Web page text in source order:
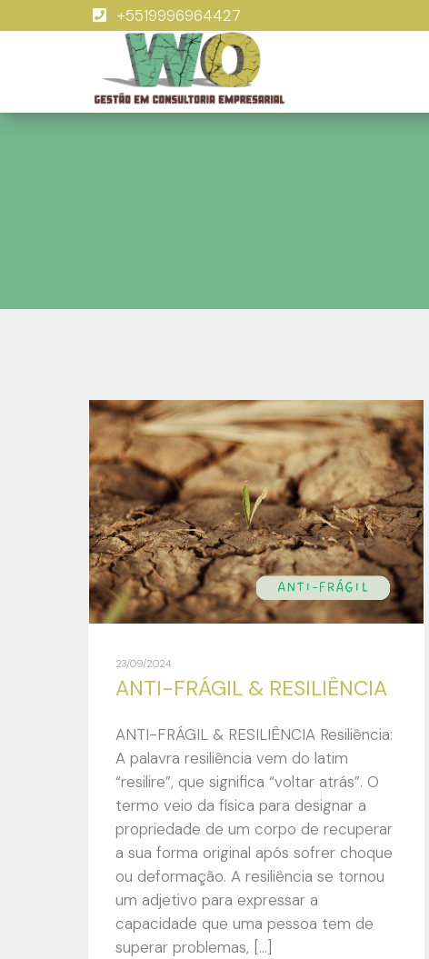
+5519996964427
23/09/2024
ANTI-FRÁGIL & RESILIÊNCIA
ANTI-FRÁGIL & RESILIÊNCIA Resiliência:
A palavra resiliência vem do latim
“resilire”, que significa “voltar atrás”. O
termo veio da física para designar a
propriedade de um corpo de recuperar
a sua forma original após sofrer choque
ou deformação. A resiliência se tornou
um adjetivo para expressar a
capacidade que uma pessoa tem de
superar problemas, […]